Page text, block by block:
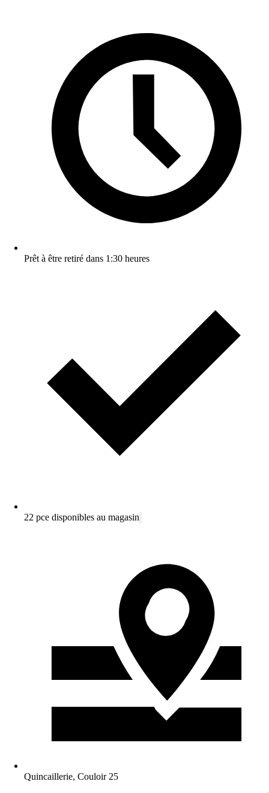
Prêt à être retiré dans 1:30 heures
22 pce disponibles au magasin
Quincaillerie, Couloir 25